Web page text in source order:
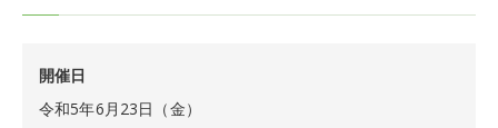
開催日
令和5年6月23日（金）